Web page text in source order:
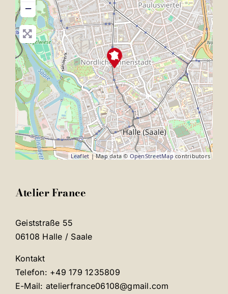
−
Leaflet | Map data © OpenStreetMap contributors
Atelier France
Geiststraße 55
06108 Halle / Saale
Kontakt
Telefon: +49 179 1235809
E-Mail: atelierfrance06108@gmail.com